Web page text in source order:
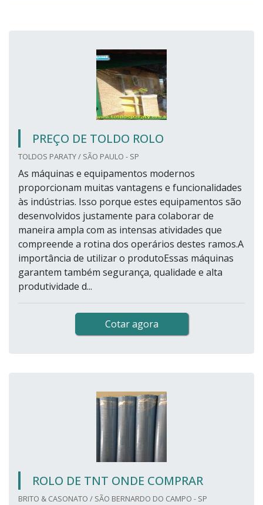
PREÇO DE TOLDO ROLO
TOLDOS PARATY / SÃO PAULO - SP
As máquinas e equipamentos modernos
proporcionam muitas vantagens e funcionalidades
às indústrias. Isso porque estes equipamentos são
desenvolvidos justamente para colaborar de
maneira ampla com as intensas atividades que
compreende a rotina dos operários destes ramos.A
importância de utilizar o produtoEssas máquinas
garantem também segurança, qualidade e alta
produtividade d...
Cotar agora
ROLO DE TNT ONDE COMPRAR
BRITO & CASONATO / SÃO BERNARDO DO CAMPO - SP